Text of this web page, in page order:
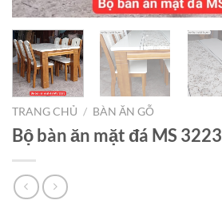
TRANG CHỦ / BÀN ĂN GỖ
Bộ bàn ăn mặt đá MS 3223